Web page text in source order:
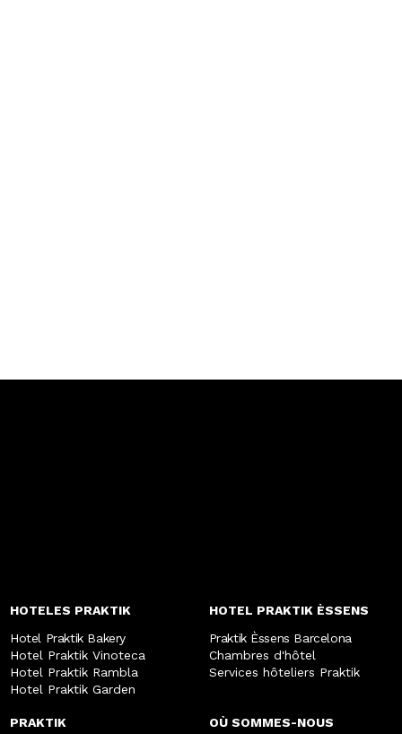
HOTELES PRAKTIK
Hotel Praktik Bakery
Hotel Praktik Vinoteca
Hotel Praktik Rambla
Hotel Praktik Garden
HOTEL PRAKTIK ÈSSENS
Praktik Èssens Barcelona
Chambres d'hôtel
Services hôteliers Praktik
PRAKTIK OÙ SOMMES-NOUS